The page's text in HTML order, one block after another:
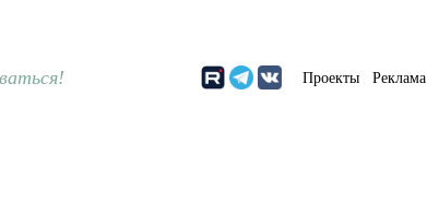
Проекты Реклама